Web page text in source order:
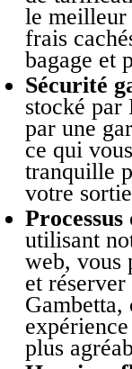
le meilleur
frais
bagage et
Sécurité
stocké par
par une
ce qui
tranquille
votre
utilisant
web, vous
et réserver
Gambetta,
plus